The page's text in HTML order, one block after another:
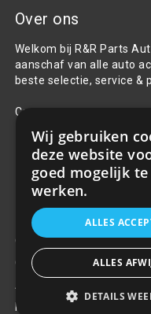
Over ons
Welkom bij R&R Parts
aanschaf van alle auto
beste selectie, service &
Contact
+31(0)85 486 83 17
info@rrparts.nl
Klantenservice
Over ons
Contact
Algemene voorwaarden
Privacy Policy
Wij gebruiken
deze website
goed mogelijk
werken.
ALLES
ALLES
DETAILS